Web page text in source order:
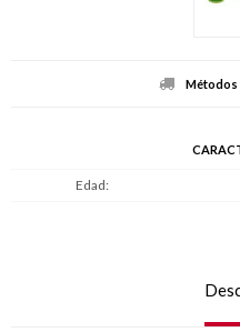
Métodos
Edad